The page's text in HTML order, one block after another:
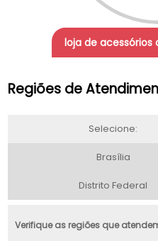
loja de acessórios
Regiões de
Selecione:
Brasília
Distrito Federal
Verifique as regiões que